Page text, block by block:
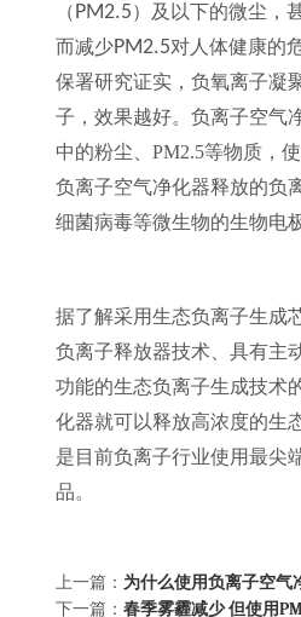
（ PM2.5）及以下的微尘，
而减少PM2.5对人体健康的
保署研究证实，负氧离子凝
子，效果越好。负离子空气
中的粉尘、PM2.5等物质，
负离子空气净化器释放的负
细菌病毒等微生物的生物电
据了解采用生态负离子生成
负离子释放器技术、具有主
功能的生态负离子生成技术
化器就可以释放高浓度的生
是目前负离子行业使用最尖
品。
上一篇： 为什么使用负离子空气
下一篇： 春季雾霾减少 但使用